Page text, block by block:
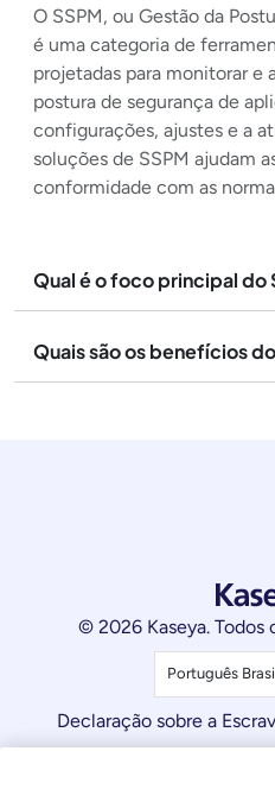
O SSPM, ou Gestão da
é uma categoria de
projetadas para monitorar e
postura de segurança de
configurações, ajustes e a
soluções de SSPM ajudam
conformidade com as
Qual é o foco principal do
Quais são os benefícios
© 2026 Kaseya. Todos
Português
Declaração sobre a